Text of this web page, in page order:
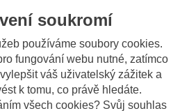
soukromí
používáme soubory cookies.
fungování webu nutné, zatímco
váš uživatelský zážitek a
k tomu, co právě hledáte.
všech cookies? Svůj souhlas